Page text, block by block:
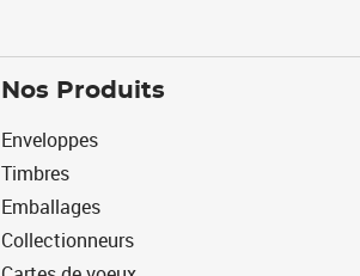
Nos Produits
Enveloppes
Timbres
Emballages
Collectionneurs